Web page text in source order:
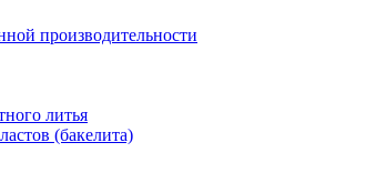
производительности
литья
(бакелита)